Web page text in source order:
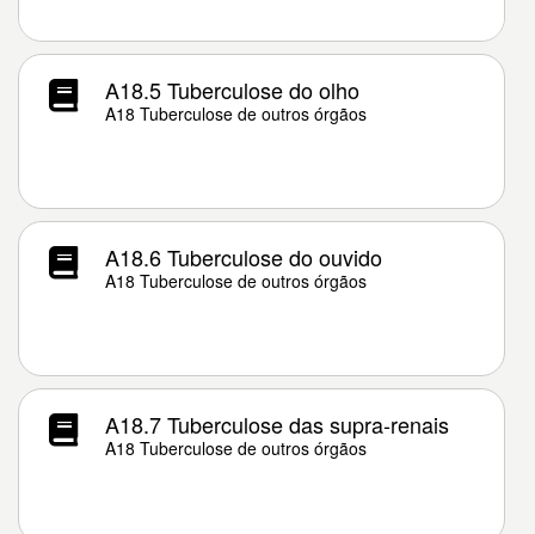
A18.5 Tuberculose do olho
A18 Tuberculose de outros órgãos
A18.6 Tuberculose do ouvido
A18 Tuberculose de outros órgãos
A18.7 Tuberculose das supra-renais
A18 Tuberculose de outros órgãos